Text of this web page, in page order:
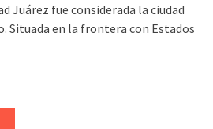
Juárez fue considerada la ciudad
Situada en la frontera con Estados